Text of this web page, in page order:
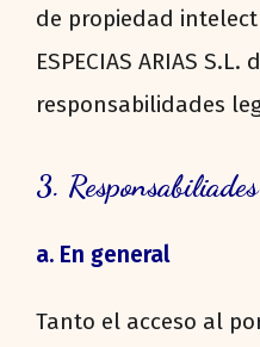
de propiedad
ESPECIAS ARIAS
responsabilidades
3. Responsabiliades
a. En general
Tanto el acceso al